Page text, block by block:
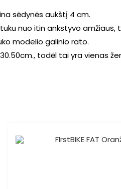
sėdynės aukštį 4 cm.
nuo itin ankstyvo amžiaus,
modelio galinio rato.
todėl tai yra vienas